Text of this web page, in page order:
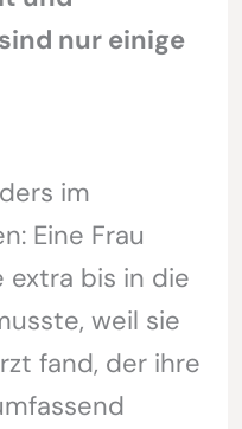
nur einige
im
Eine Frau
extra bis in die
weil sie
fand, der ihre